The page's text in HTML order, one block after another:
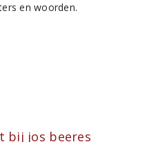
en woorden.